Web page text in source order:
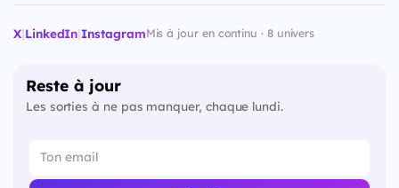
X|LinkedIn|InstagramMis à jour en continu · 8 univers
Reste à jour
Les sorties à ne pas manquer, chaque lundi.